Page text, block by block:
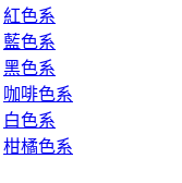
紅色系
藍色系
黑色系
咖啡色系
白色系
柑橘色系